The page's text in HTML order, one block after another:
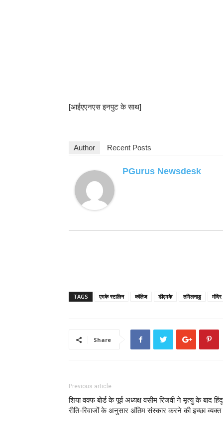
[आईएएनएस इनपुट के साथ]
Author Recent Posts
PGurus Newsdesk
TAGS एमके स्टालिन कॉलेज डीएमके तमिलनाडु मंदिर
Share
Previous article
शिया वक्फ बोर्ड के पूर्व अध्यक्ष वसीम रिजवी ने मृत्यु के बाद हिंदू
रीति-रिवाजों के अनुसार अंतिम संस्कार करने की इच्छा व्यक्त